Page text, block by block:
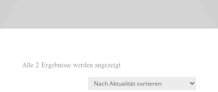
Alle 2 Ergebnisse werden angezeigtNach
sortiert